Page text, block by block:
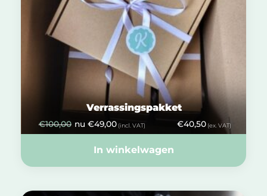
Verrassingspakket
€100,00 nu €49,00(incl. VAT) €40,50 (ex. VAT)
In winkelwagen